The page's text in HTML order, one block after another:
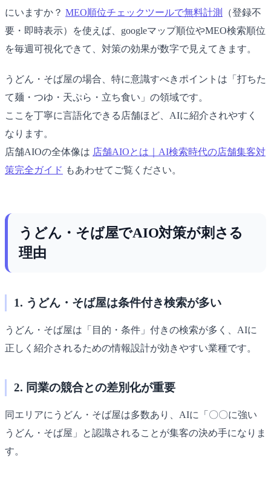
にいますか？ MEO順位チェックツールで無料計測
（登録不
要・即時表示）を使えば、googleマップ順位やMEO検索順位
を毎週可視化できて、対策の効果が数字で見えてきます。
うどん・そば屋の場合、特に意識すべきポイントは「打ちた
て麺・つゆ・天ぷら・立ち食い」の領域です。
ここを丁寧に言語化できる店舗ほど、AIに紹介されやすく
なります。
店舗AIOの全体像は 店舗AIOとは｜AI検索時代の店舗集客対
策完全ガイド もあわせてご覧ください。
うどん・そば屋でAIO対策が刺さる
理由
1. うどん・そば屋は条件付き検索が多い
うどん・そば屋は「目的・条件」付きの検索が多く、AIに
正しく紹介されるための情報設計が効きやすい業種です。
2. 同業の競合との差別化が重要
同エリアにうどん・そば屋は多数あり、AIに「〇〇に強い
うどん・そば屋」と認識されることが集客の決め手になりま
す。